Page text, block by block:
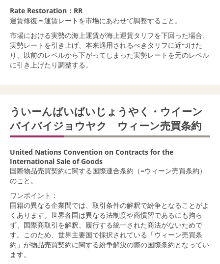
Rate Restoration：RR
運賃修復＝運賃レートを市場にあわせて調整すること。
市場における実勢の海上運賃が海上運賃タリフを下回った場合、
実勢レートを引き上げ、本来適用されるべきタリフに近づけた
り、以前のレベルから下がってしまった実勢レートを元のレベル
に引き上げたり調整する。
ういーんばいばいじょうやく・ウイーン
バイバイジョウヤク ウィーン売買条約
United Nations Convention on Contracts for the
International Sale of Goods
国際物品売買契約に関する国際連合条約（=ウィーン売買条約）
のこと。
ワンポイント：
国籍の異なる企業間では、取引条件の解釈で紛争となることがよ
くあります。世界各国は異なる法制度や商慣習であるにも拘ら
ず、国際商取引を解釈、履行する統一された商法がないためで
す。このため、世界主要国で採択されている「ウィーン売買条
約」が物品売買契約に関する紛争解決の際の国際条約となってい
ます。